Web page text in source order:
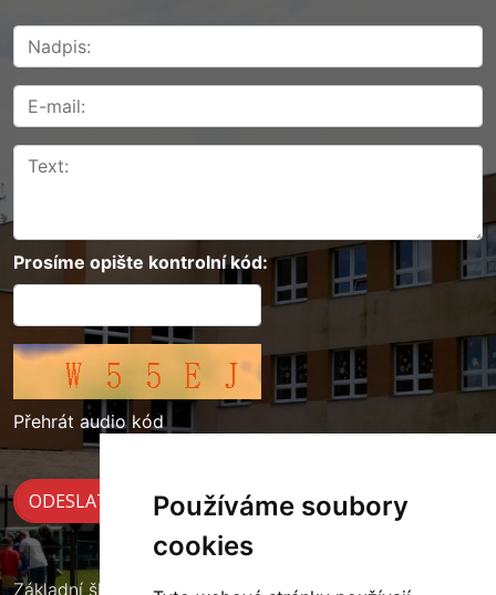
Používáme soubory
cookies
Prosíme opište kontrolní kód:
Přehrát audio kód
Základní škola Cerekvice nad Loučnou